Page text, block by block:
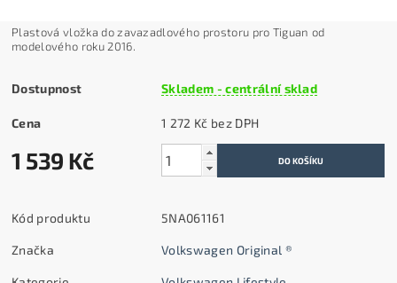
Plastová vložka do zavazadlového prostoru pro Tiguan od
modelového roku 2016.
Dostupnost Skladem - centrální sklad
Cena 1 272 Kč bez DPH
1 539 Kč
Kód produktu 5NA061161
Značka Volkswagen Original ®